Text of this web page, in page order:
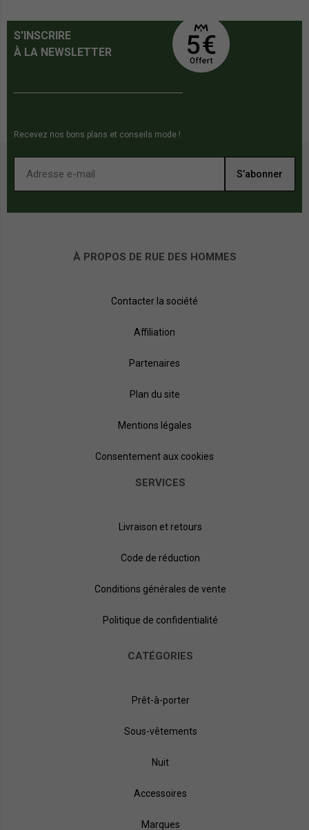
S'INSCRIRE
À LA NEWSLETTER
Recevez nos bons plans et conseils mode !
S’abonner
À PROPOS DE RUE DES HOMMES
Contacter la société
Affiliation
Partenaires
Plan du site
Mentions légales
Consentement aux cookies
SERVICES
Livraison et retours
Code de réduction
Conditions générales de vente
Politique de confidentialité
CATÉGORIES
Prêt-à-porter
Sous-vêtements
Nuit
Accessoires
Marques